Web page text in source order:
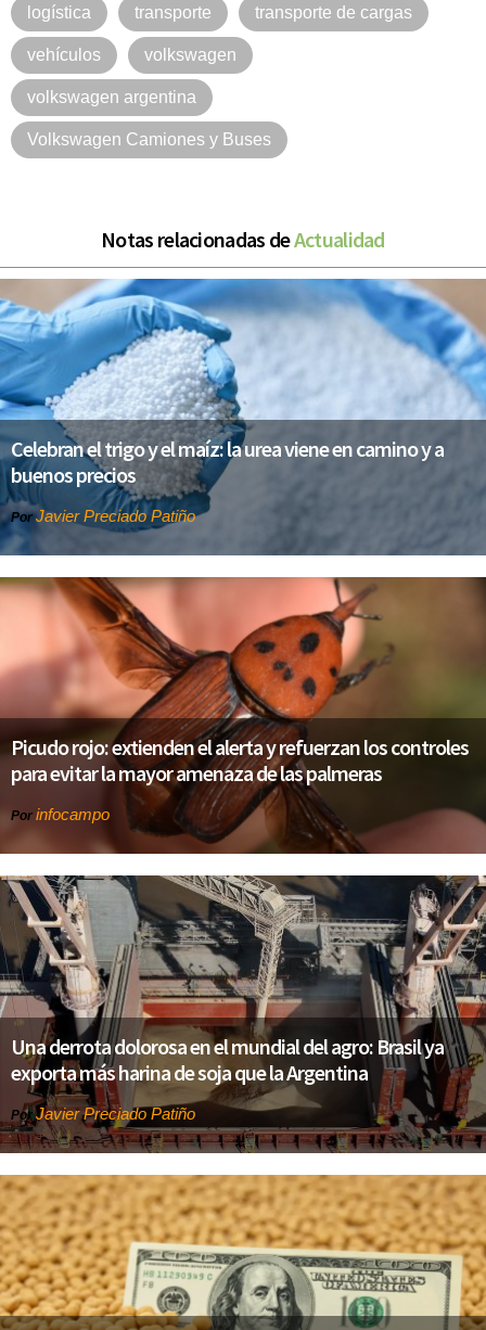
logística transporte transporte de cargas
vehículos volkswagen
volkswagen argentina
Volkswagen Camiones y Buses
Notas relacionadas deActualidad
Celebran el trigo y el maíz: la urea viene en camino y a
buenos precios
Por Javier Preciado Patiño
Picudo rojo: extienden el alerta y refuerzan los controles
para evitar la mayor amenaza de las palmeras
Por infocampo
Una derrota dolorosa en el mundial del agro: Brasil ya
exporta más harina de soja que la Argentina
PorJavier Preciado Patiño